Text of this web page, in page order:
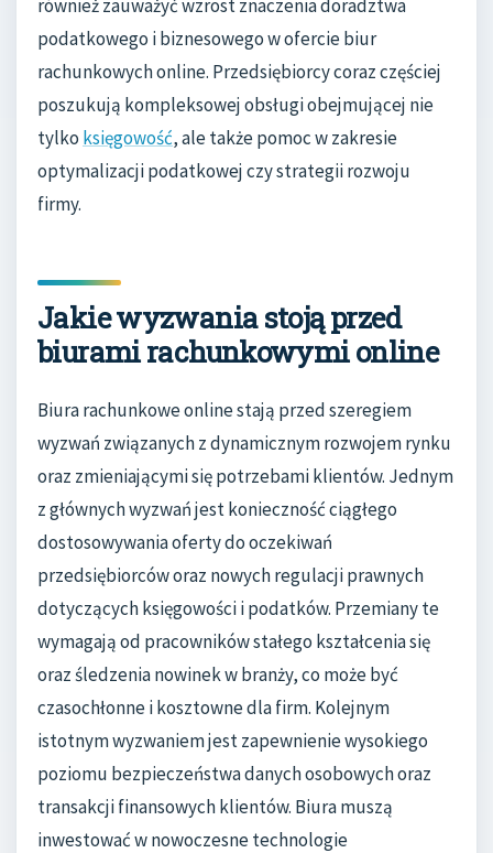
również zauważyć wzrost znaczenia doradztwa
podatkowego i biznesowego w ofercie biur
rachunkowych online. Przedsiębiorcy coraz częściej
poszukują kompleksowej obsługi obejmującej nie
tylko księgowość, ale także pomoc w zakresie
optymalizacji podatkowej czy strategii rozwoju
firmy.
Jakie wyzwania stoją przed
biurami rachunkowymi online
Biura rachunkowe online stają przed szeregiem
wyzwań związanych z dynamicznym rozwojem rynku
oraz zmieniającymi się potrzebami klientów. Jednym
z głównych wyzwań jest konieczność ciągłego
dostosowywania oferty do oczekiwań
przedsiębiorców oraz nowych regulacji prawnych
dotyczących księgowości i podatków. Przemiany te
wymagają od pracowników stałego kształcenia się
oraz śledzenia nowinek w branży, co może być
czasochłonne i kosztowne dla firm. Kolejnym
istotnym wyzwaniem jest zapewnienie wysokiego
poziomu bezpieczeństwa danych osobowych oraz
transakcji finansowych klientów. Biura muszą
inwestować w nowoczesne technologie